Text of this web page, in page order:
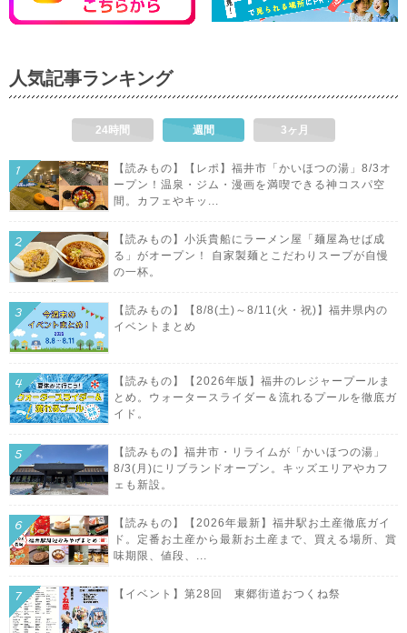
人気記事ランキング
24時間 週間 3ヶ月
【読みもの】【レポ】福井市「かいほつの湯」8/3オ
ープン！温泉・ジム・漫画を満喫できる神コスパ空
間。カフェやキッ...
【読みもの】小浜貴船にラーメン屋「麺屋為せば成
る」がオープン！ 自家製麺とこだわりスープが自慢
の一杯。
【読みもの】【8/8(土)～8/11(火・祝)】福井県内の
イベントまとめ
【読みもの】【2026年版】福井のレジャープールま
とめ。ウォータースライダー＆流れるプールを徹底ガ
イド。
【読みもの】福井市・リライムが「かいほつの湯」
8/3(月)にリブランドオープン。キッズエリアやカフ
ェも新設。
【読みもの】【2026年最新】福井駅お土産徹底ガイ
ド。定番お土産から最新お土産まで、買える場所、賞
味期限、値段、...
【イベント】第28回 東郷街道おつくね祭